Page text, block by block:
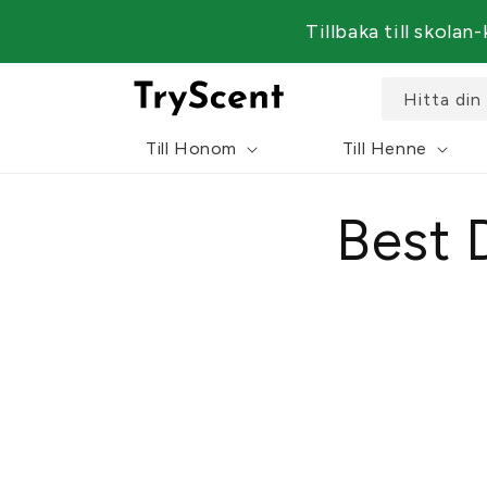
Tillbaka till skolan-
Hitta din
Till Honom Till Henne
Best